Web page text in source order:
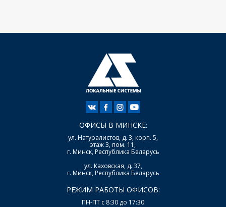
ОФИСЫ В МИНСКЕ:
ул. Натуралистов, д. 3, корп. 5,
этаж 3, пом. 11,
г. Минск, Республика Беларусь
ул. Каховская, д. 37,
г. Минск, Республика Беларусь
РЕЖИМ РАБОТЫ ОФИСОВ:
ПН-ПТ с 8:30 до 17:30